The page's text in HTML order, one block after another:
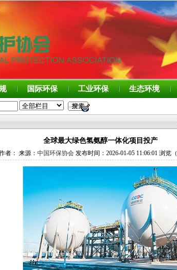
国际环保 工业环保 生态环境
全球最大绿色氢氨醇一体化项目投产
者： 来源： 中国环保协会发布时间：2026-01-05 11:06:01 浏览（